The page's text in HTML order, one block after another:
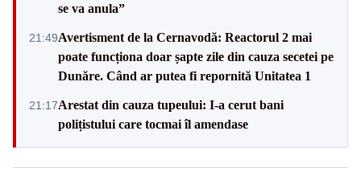
se va anula”
21:49Avertisment de la Cernavodă: Reactorul 2 mai
poate funcționa doar șapte zile din cauza secetei pe
Dunăre. Când ar putea fi repornită Unitatea 1
21:17Arestat din cauza tupeului: I-a cerut bani
polițistului care tocmai îl amendase